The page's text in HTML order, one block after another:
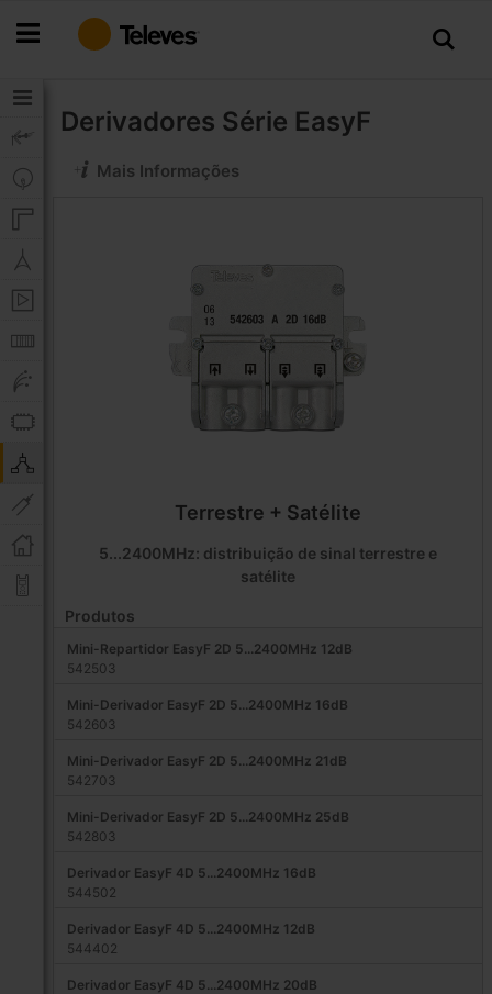
para
Derivadores Série EasyF
Mais Informações
Terrestre + Satélite
5...2400MHz: distribuição de sinal terrestre e
satélite
Produtos
Mini-Repartidor EasyF 2D 5...2400MHz 12dB
542503
Mini-Derivador EasyF 2D 5...2400MHz 16dB
542603
Mini-Derivador EasyF 2D 5...2400MHz 21dB
542703
Mini-Derivador EasyF 2D 5...2400MHz 25dB
542803
Derivador EasyF 4D 5...2400MHz 16dB
544502
Derivador EasyF 4D 5...2400MHz 12dB
544402
Derivador EasyF 4D 5...2400MHz 20dB